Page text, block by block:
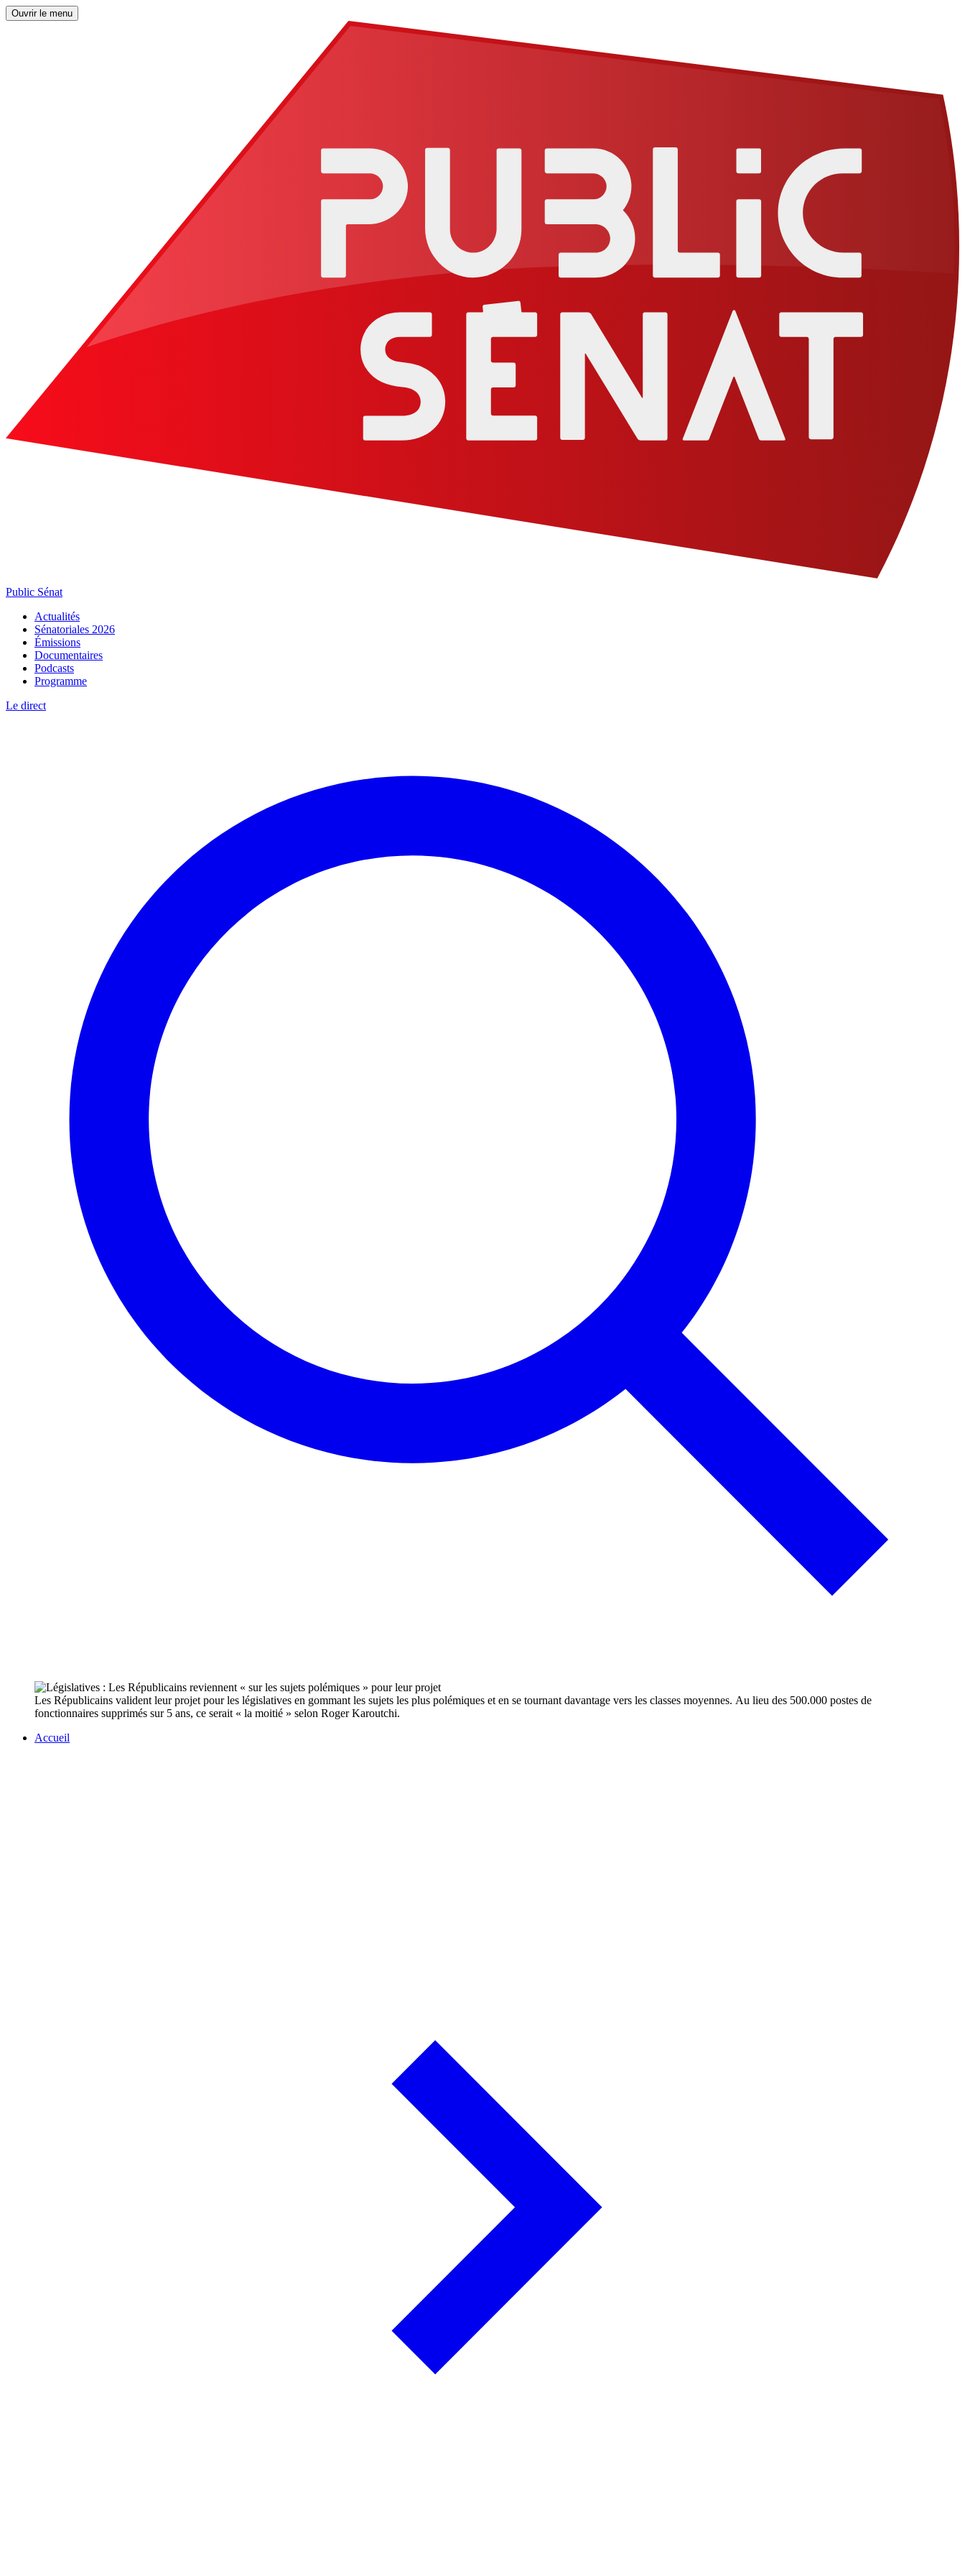
Ouvrir le menu
Public Sénat
Actualités
Sénatoriales 2026
Émissions
Documentaires
Podcasts
Programme
Le direct
Les Républicains valident leur projet pour les législatives en gommant les sujets les plus polémiques et en se tournant davantage vers les classes moyennes. Au lieu des 500.000 postes de
fonctionnaires supprimés sur 5 ans, ce serait « la moitié » selon Roger Karoutchi.
Accueil